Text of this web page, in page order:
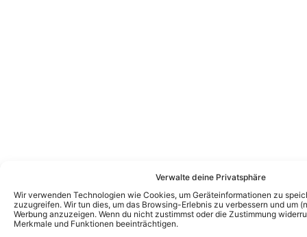
Verwalte deine Privatsphäre
Wir verwenden Technologien wie Cookies, um Geräteinformationen zu
zuzugreifen. Wir tun dies, um das Browsing-Erlebnis zu verbessern und um
Werbung anzuzeigen. Wenn du nicht zustimmst oder die Zustimmung
Merkmale und Funktionen beeinträchtigen.